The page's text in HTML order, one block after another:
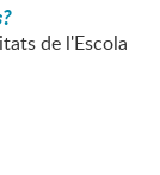
de l'Escola